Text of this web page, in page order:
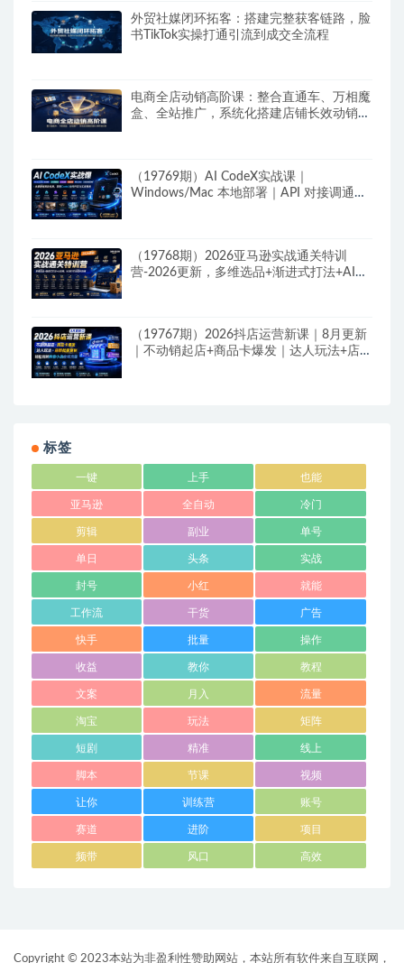
外贸社媒闭环拓客：搭建完整获客链路，脸
书TikTok实操打通引流到成交全流程
电商全店动销高阶课：整合直通车、万相魔
盒、全站推广，系统化搭建店铺长效动销方
（19769期）AI CodeX实战课｜
Windows/Mac 本地部署｜API 对接调通｜
（19768期）2026亚马逊实战通关特训
营-2026更新，多维选品+渐进式打法+AI应
（19767期）2026抖店运营新课｜8月更新
｜不动销起店+商品卡爆发｜达人玩法+店群
标签
一键 上手 也能
亚马逊 全自动 冷门
剪辑 副业 单号
单日 头条 实战
封号 小红 就能
工作流 干货 广告
快手 批量 操作
收益 教你 教程
文案 月入 流量
淘宝 玩法 矩阵
短剧 精准 线上
脚本 节课 视频
让你 训练营 账号
赛道 进阶 项目
频带 风口 高效
Copyright © 2023本站为非盈利性赞助网站，本站所有软件来自互联网，